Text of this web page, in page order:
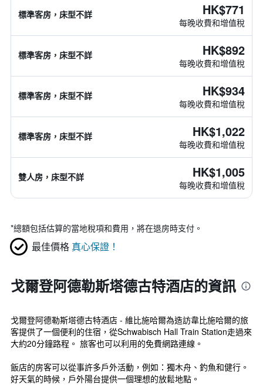
標準客房，床型不詳 HK$771
每晚收費和增值稅
標準客房，床型不詳 HK$892
每晚收費和增值稅
標準客房，床型不詳 HK$934
每晚收費和增值稅
標準客房，床型不詳 HK$1,022
每晚收費和增值稅
雙人房，床型不詳 HK$1,005
每晚收費和增值稅
*總額包括估算的當地稅項和費用，將在退房時支付。
最佳價格 真心保證！
戈爾登阿德勒斯塔德古特酒店的資訊
戈爾登阿德勒斯塔德古特酒店 - 維比施哈爾為造訪韋比施哈爾的旅
客提供了一個便利的住宿，從Schwabisch Hall Train Station走過來
大約20分鐘路程。 旅客也可以利用的免費網路連線。
飯店的房客可以從事許多戶外活動，例如：獨木舟、釣魚和健行。
好天氣的時候，戶外陽台提供一個理想的放鬆地點。